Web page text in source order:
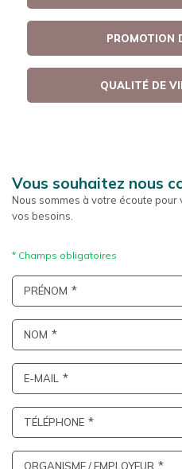
PROMOTION
QUALITÉ DE
Vous souhaitez nous
Nous sommes à votre écoute
vos besoins.
PRÉNOM
NOM
E-MAIL
TÉLÉPHONE
ORGANISME / EMPLOYEUR